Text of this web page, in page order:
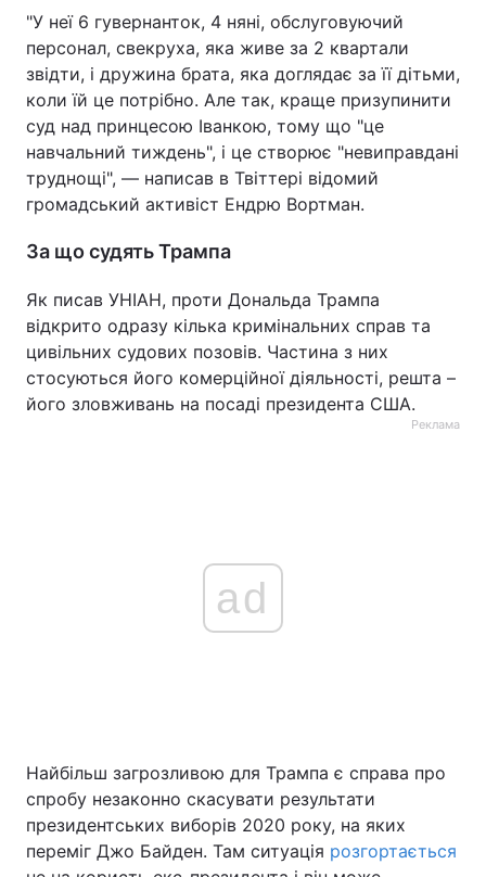
"У неї 6 гувернанток, 4 няні, обслуговуючий
персонал, свекруха, яка живе за 2 квартали
звідти, і дружина брата, яка доглядає за її дітьми,
коли їй це потрібно. Але так, краще призупинити
суд над принцесою Іванкою, тому що "це
навчальний тиждень", і це створює "невиправдані
труднощі", — написав в Твіттері відомий
громадський активіст Ендрю Вортман.
За що судять Трампа
Як писав УНІАН, проти Дональда Трампа
відкрито одразу кілька кримінальних справ та
цивільних судових позовів. Частина з них
стосуються його комерційної діяльності, решта –
його зловживань на посаді президента США.
Реклама
ad
Найбільш загрозливою для Трампа є справа про
спробу незаконно скасувати результати
президентських виборів 2020 року, на яких
переміг Джо Байден. Там ситуація розгортається